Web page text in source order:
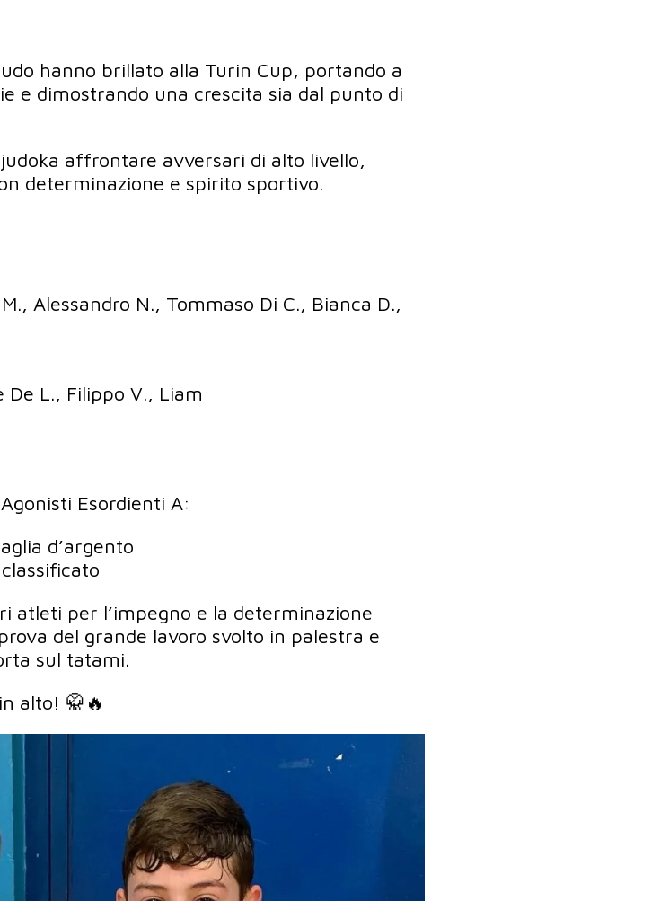
hanno brillato alla Turin Cup, portando a
e dimostrando una crescita sia dal punto di
affrontare avversari di alto livello,
determinazione e spirito sportivo.
Alessandro N., Tommaso Di C., Bianca D.,
De L., Filippo V., Liam
Esordienti A:
d’argento
atleti per l’impegno e la determinazione
del grande lavoro svolto in palestra e
sul tatami.
alto! 🥋🔥